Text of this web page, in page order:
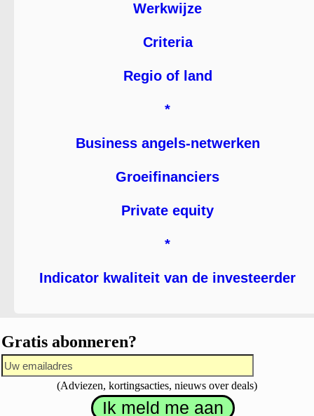
Werkwijze
Criteria
Regio of land
*
Business angels-netwerken
Groeifinanciers
Private equity
*
Indicator kwaliteit van de investeerder
Gratis abonneren?
(Adviezen, kortingsacties, nieuws over deals)